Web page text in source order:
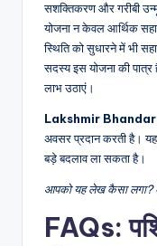
सशक्तिकरण और गरीबी
योजना न केवल आर्थिक
स्थिति को सुधारने में भी
सदस्य इस योजना की
लाभ उठाएं।
Lakshmir
अवसर प्रदान करती है।
बड़े बदलाव ला सकता है।
आपकोयहलेखकैसालगा?
FAQs: